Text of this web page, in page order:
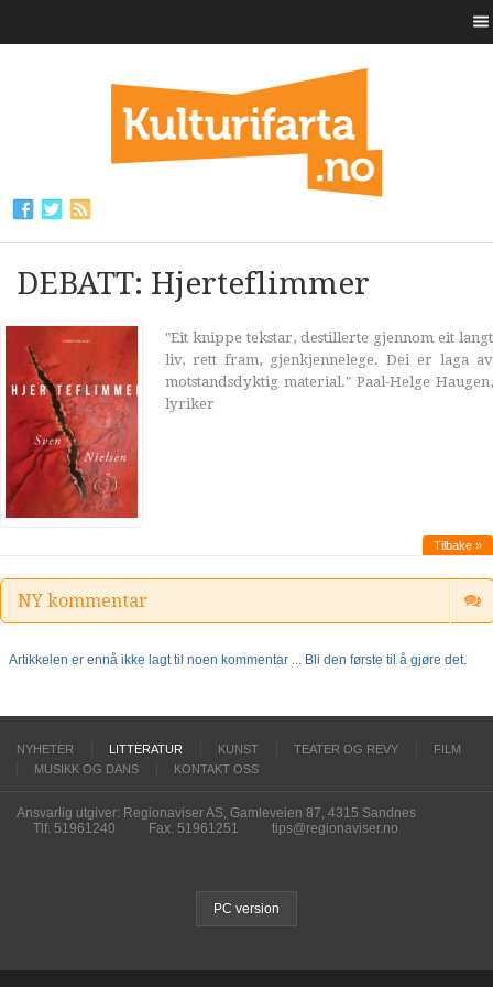
DEBATT: Hjerteflimmer
"Eit knippe tekstar, destillerte gjennom eit langt
liv, rett fram, gjenkjennelege. Dei er laga av
motstandsdyktig material." Paal-Helge Haugen,
lyriker
Tilbake »
NY kommentar
Artikkelen er ennå ikke lagt til noen kommentar ... Bli den første til å gjøre det.
NYHETER LITTERATUR KUNST TEATER OG REVY
FILM
MUSIKK OG DANS
KONTAKT OSS
Ansvarlig utgiver: Regionaviser AS, Gamleveien 87, 4315 Sandnes
Tlf. 51961240
Fax. 51961251 tips@regionaviser.no
PC version